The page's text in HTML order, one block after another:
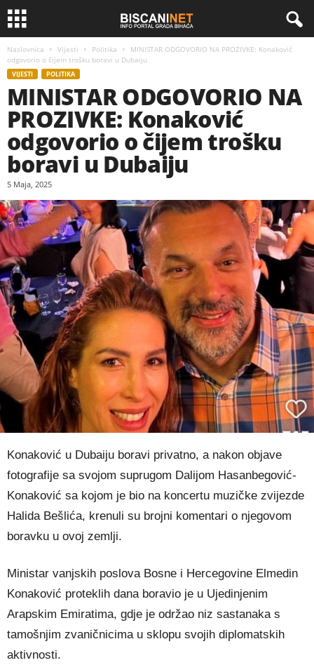
Naslovnica Vijesti Politika
MINISTAR ODGOVORIO NA PROZIVKE: Konaković
odgovorio o čijem trošku boravi u Dubaiju
VIJESTI POLITIKA
MINISTAR ODGOVORIO NA
PROZIVKE: Konaković
odgovorio o čijem trošku
boravi u Dubaiju
5 Maja, 2025
Konaković u Dubaiju boravi privatno, a nakon objave
fotografije sa svojom suprugom Dalijom Hasanbegović-
Konaković sa kojom je bio na koncertu muzičke zvijezde
Halida Bešlića, krenuli su brojni komentari o njegovom
boravku u ovoj zemlji.
Ministar vanjskih poslova Bosne i Hercegovine Elmedin
Konaković proteklih dana boravio je u Ujedinjenim
Arapskim Emiratima, gdje je održao niz sastanaka s
tamošnjim zvaničnicima u sklopu svojih diplomatskih
aktivnosti.